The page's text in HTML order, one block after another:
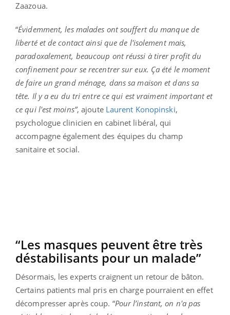
Zaazoua.
“Évidemment, les malades ont souffert du manque de
liberté et de contact ainsi que de l'isolement mais,
paradoxalement, beaucoup ont réussi à tirer profit du
confinement pour se recentrer sur eux. Ça été le moment
de faire un grand ménage, dans sa maison et dans sa
tête. Il y a eu du tri entre ce qui est vraiment important et
ce qui l'est moins”, ajoute Laurent Konopinski,
psychologue clinicien en cabinet libéral, qui
accompagne également des équipes du champ
sanitaire et social.
“Les masques peuvent être très
déstabilisants pour un malade”
Désormais, les experts craignent un retour de bâton.
Certains patients mal pris en charge pourraient en effet
décompresser après coup. “Pour l’instant, on n'a pas